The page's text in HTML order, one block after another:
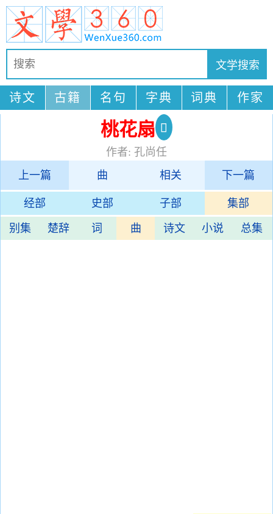
诗文 古籍 名句 字典 词典 作家
桃花扇
作者: 孔尚任
上一篇
曲 相关 下一篇
经部 史部 子部 集部
别集 楚辞 词 曲 诗文 小说 总集